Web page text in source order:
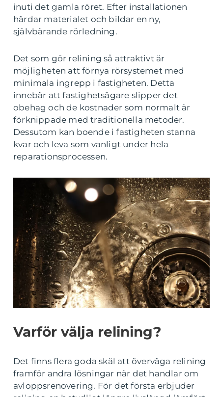
inuti det gamla röret. Efter installationen
härdar materialet och bildar en ny,
självbärande rörledning.
Det som gör relining så attraktivt är
möjligheten att förnya rörsystemet med
minimala ingrepp i fastigheten. Detta
innebär att fastighetsägare slipper det
obehag och de kostnader som normalt är
förknippade med traditionella metoder.
Dessutom kan boende i fastigheten stanna
kvar och leva som vanligt under hela
reparationsprocessen.
Varför välja relining?
Det finns flera goda skäl att överväga relining
framför andra lösningar när det handlar om
avloppsrenovering. För det första erbjuder